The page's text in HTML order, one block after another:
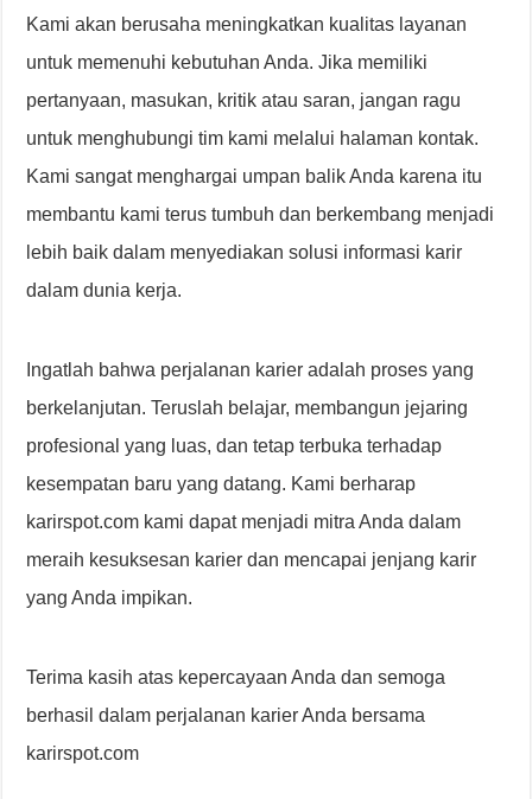
Kami akan berusaha meningkatkan kualitas layanan
untuk memenuhi kebutuhan Anda. Jika memiliki
pertanyaan, masukan, kritik atau saran, jangan ragu
untuk menghubungi tim kami melalui halaman kontak.
Kami sangat menghargai umpan balik Anda karena itu
membantu kami terus tumbuh dan berkembang menjadi
lebih baik dalam menyediakan solusi informasi karir
dalam dunia kerja.
Ingatlah bahwa perjalanan karier adalah proses yang
berkelanjutan. Teruslah belajar, membangun jejaring
profesional yang luas, dan tetap terbuka terhadap
kesempatan baru yang datang. Kami berharap
karirspot.com kami dapat menjadi mitra Anda dalam
meraih kesuksesan karier dan mencapai jenjang karir
yang Anda impikan.
Terima kasih atas kepercayaan Anda dan semoga
berhasil dalam perjalanan karier Anda bersama
karirspot.com